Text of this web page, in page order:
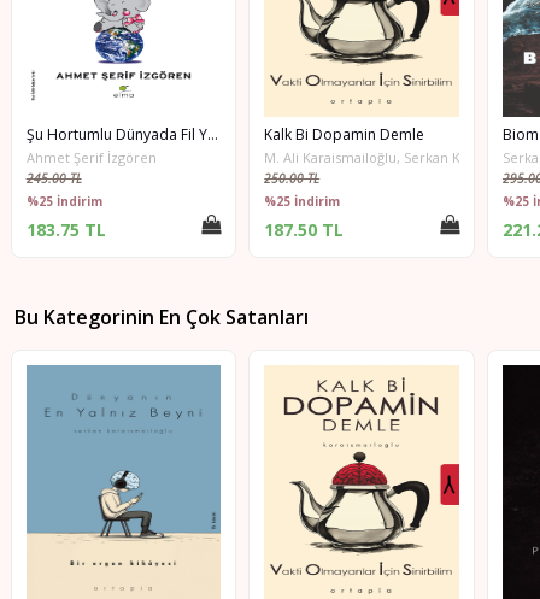
Şu Hortumlu Dünyada Fil Yalnız Bir Hayvandır
Ahmet Şerif İzgören
245.00 TL
%25 İndirim
183.75 TL
Kalk Bi Dopamin Demle
M. Ali Karaismailoğlu, Serkan
250.00 TL
%25 İndirim
187.50 TL
%25
Bu Kategorinin En Çok Satanları